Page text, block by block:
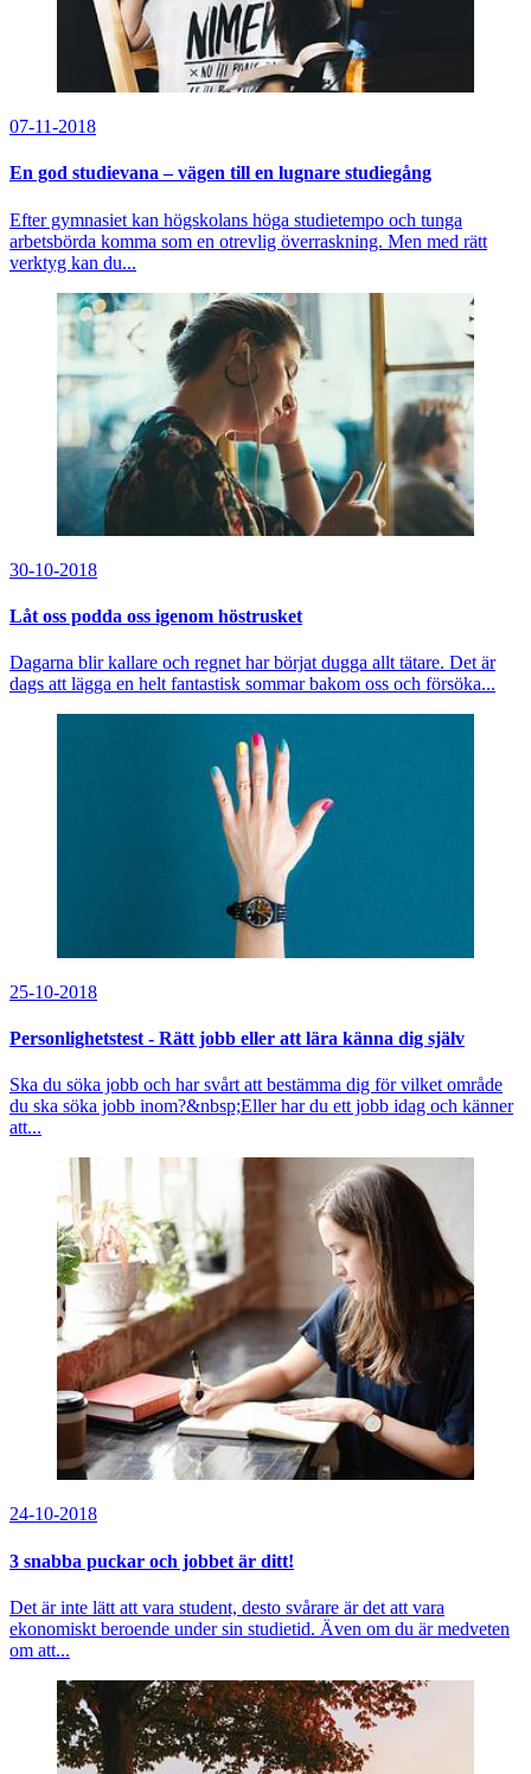
07-11-2018
En god studievana – vägen till en lugnare studiegång
Efter gymnasiet kan högskolans höga studietempo och tunga
arbetsbörda komma som en otrevlig överraskning. Men med rätt
verktyg kan du...
30-10-2018
Låt oss podda oss igenom höstrusket
Dagarna blir kallare och regnet har börjat dugga allt tätare. Det är
dags att lägga en helt fantastisk sommar bakom oss och försöka...
25-10-2018
Personlighetstest - Rätt jobb eller att lära känna dig själv
Ska du söka jobb och har svårt att bestämma dig för vilket område
du ska söka jobb inom?&nbsp;Eller har du ett jobb idag och känner
att...
24-10-2018
3 snabba puckar och jobbet är ditt!
Det är inte lätt att vara student, desto svårare är det att vara
ekonomiskt beroende under sin studietid. Även om du är medveten
om att...